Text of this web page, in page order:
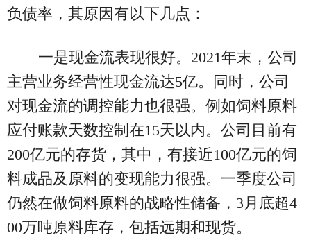
负债率，其原因有以下几点：
一是现金流表现很好。2021年末，公司
主营业务经营性现金流达5亿。同时，公司
对现金流的调控能力也很强。例如饲料原料
应付账款天数控制在15天以内。公司目前有
200亿元的存货，其中，有接近100亿元的饲
料成品及原料的变现能力很强。一季度公司
仍然在做饲料原料的战略性储备，3月底超4
00万吨原料库存，包括远期和现货。